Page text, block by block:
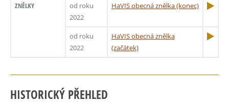
ZNĚLKY
od roku
2022
HaVIS obecná znělka (konec)
od roku
2022
HaVIS obecná znělka
(začátek)
HISTORICKÝ PŘEHLED